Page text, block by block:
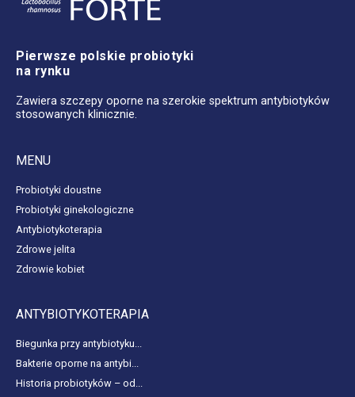
Pierwsze polskie probiotyki
na rynku
Zawiera szczepy oporne na szerokie spektrum antybiotyków
stosowanych klinicznie.
MENU
Probiotyki doustne
Probiotyki ginekologiczne
Antybiotykoterapia
Zdrowe jelita
Zdrowie kobiet
ANTYBIOTYKOTERAPIA
Biegunka przy antybiotyku...
Bakterie oporne na antybi...
Historia probiotyków – od...